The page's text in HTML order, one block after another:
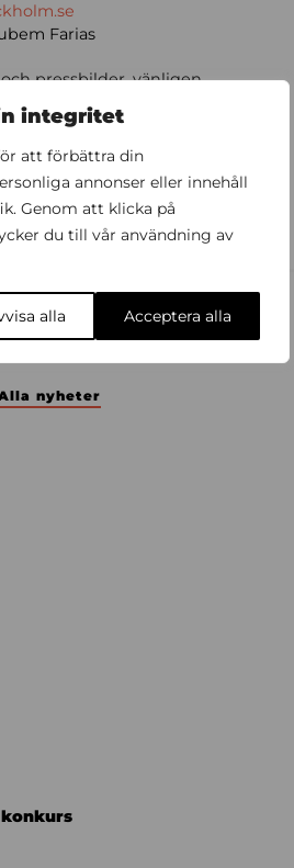
integritet
att förbättra din
annonser eller innehåll
Genom att klicka på
du till vår användning av
alla Acceptera alla
Farias
pressbilder, vänligen
nyheter
nyheter